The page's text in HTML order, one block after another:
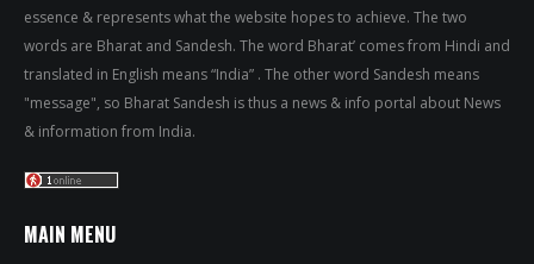
essence & represents what the website hopes to achieve. The two
words are Bharat and Sandesh. The word Bharat’ comes from Hindi and
translated in English means “India” . The other word Sandesh means
"message", so Bharat Sandesh is thus a news & info portal about News
& information from India.
MAIN MENU